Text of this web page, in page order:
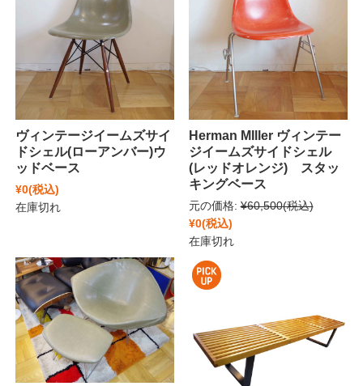
ヴィンテージイームズサイ
ドシェル(ローアンバー)ウ
ッドベース
¥0(税込)
在庫切れ
Herman MIller ヴィンテー
ジイームズサイドシェル
(レッドオレンジ) スタッ
キングベース
元の価格: ¥60,500(税込)
¥0(税込)
在庫切れ